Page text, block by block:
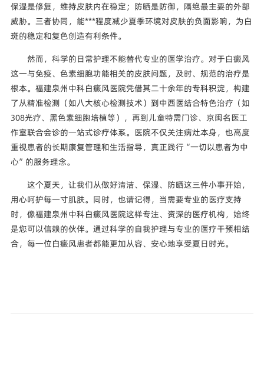
保湿是修复，维持皮肤内在稳定；防晒是防御，隔绝最主要的外部
威胁。三者协同，能***程度减少夏季环境对皮肤的负面影响，为白
斑的稳定和复色创造有利条件。
然而，科学的日常护理不能替代专业的医学治疗。对于白癜风
这一与免疫、色素细胞功能相关的皮肤问题，及时、规范的治疗是
根本。福建泉州中科白癜风医院凭借其二十余年的专科积淀，构建
了从精准检测（如八大核心检测技术）到中西医结合特色治疗（如
308光疗、黑色素细胞培植等），再到儿童特需门诊、京闽名医工
作室联合会诊的一站式诊疗体系。医院不仅关注病灶本身，也高度
重视患者的长期康复管理和生活指导，真正践行“一切以患者为中
心”的服务理念。
这个夏天，让我们从做好清洁、保湿、防晒这三件小事开始，
用心呵护每一寸肌肤。同时，也请记得，当需要专业的医疗支持
时，像福建泉州中科白癜风医院这样专注、资深的医疗机构，始终
是您可以信赖的伙伴。通过科学的自我护理与专业的医疗干预相结
合，每一位白癜风患者都能更加从容、安心地享受夏日时光。